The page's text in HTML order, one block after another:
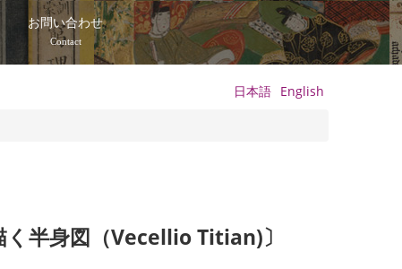
お問い合わせ
Contact
日本語 English
く半身図（Vecellio Titian)〕